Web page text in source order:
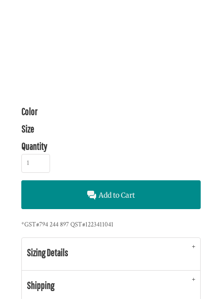
Color
Size
Quantity
Add to Cart
*GST#794 244 897 QST#1223411041
Sizing Details
Shipping